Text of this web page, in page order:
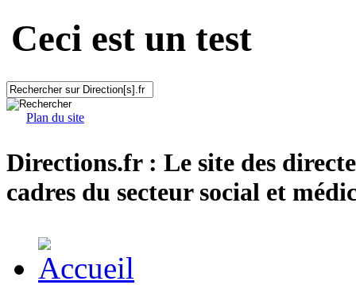
Ceci est un test
Plan du site
Directions.fr : Le site des
cadres du secteur social et